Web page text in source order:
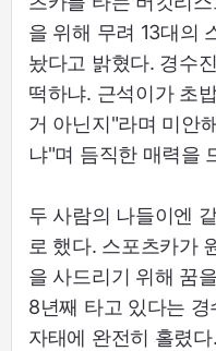
을 위해 무려 13대의
놨다고 밝혔다. 경수
떡하냐. 근석이가 초
거 아닌지"라며 미안
냐"며 듬직한 매력을
두 사람의 나들이엔
로 했다. 스포츠카가
을 사드리기 위해 꿈
8년째 타고 있다는
자태에 완전히 홀렸다.